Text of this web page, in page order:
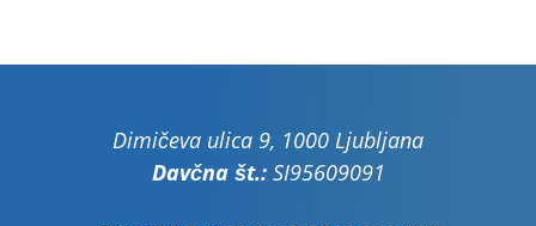
Dimičeva ulica 9, 1000 Ljubljana
Davčna št.:SI95609091